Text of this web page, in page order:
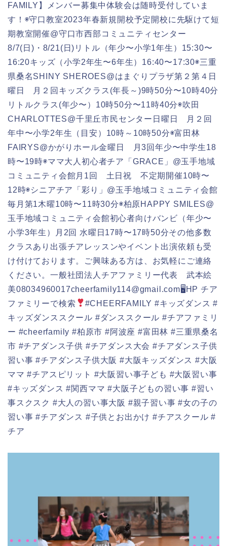
FAMILY】メンバー募集中体験会は随時受付していま
す！◉守口教室2023年春新規開校予定 開校に先駆けて短
期教室開催@守口市西部コミュニティセンター
8/7(日)・8/21(日)リトル（年少〜小学1年生）15:30〜
16:20キッズ（小学2年生〜6年生）16:40〜17:30◉三重
県桑名SHINY SHEROES@はまぐりプラザ第２第４日
曜日 月２回キッズクラス(年長～)9時50分〜10時40分
リトルクラス(年少〜）10時50分〜11時40分◉吹田
CHARLOTTES@千里丘市民センター日曜日 月２回
年中〜小学2年生（目安）10時～10時50分◉富田林
FAIRYS@かがりホール金曜日 月3回年少〜中学生18
時〜19時◉ママ大人初心者チア「GRACE」@玉手地域
コミュニティ会館月1回 土日祝 不定期開催10時〜
12時◉シニアチア「彩り」@玉手地域コミュニティ会館
毎月第1木曜10時〜11時30分◉柏原HAPPY SMILES@
玉手地域コミュニティ会館初心者向けバンビ（年少〜
小学3年生）月2回 水曜日17時〜17時50分その他多数
クラスあり出張チアレッスンやイベント出演依頼も受
け付けております。ご興味ある方は、お気軽にご連絡
ください。一般社団法人チアファミリー代表 武本絵
美08034960017cheerfamily114@gmail.com🖥HP チア
ファミリーで検索
#CHEERFAMILY #キッズダンス #
キッズダンススクール #ダンススクール #チアファミリ
ー #cheerfamily #柏原市 #阿波座 #富田林 #三重県桑名
市 #チアダンス子供 #チアダンス大会 #チアダンス子供
習い事 #チアダンス子供大阪 #大阪キッズダンス #大阪
ママ #チアスピリット #大阪習い事子ども #大阪習い事
#キッズダンス #関西ママ #大阪子どもの習い事 #習い
事スクスク #大人の習い事大阪 #親子習い事 #女の子の
習い事 #チアダンス #子供とお出かけ #チアスクール #
チア